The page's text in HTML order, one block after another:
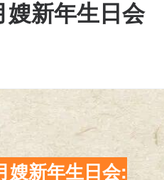
嫂新年生日会
嫂新年生日会: